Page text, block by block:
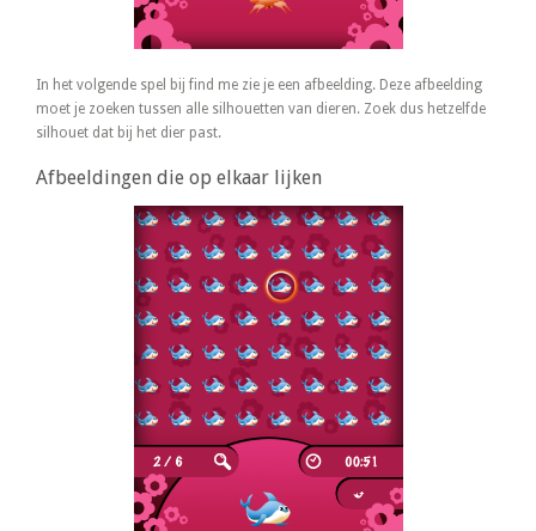
In het volgende spel bij find me zie je een afbeelding. Deze afbeelding
moet je zoeken tussen alle silhouetten van dieren. Zoek dus hetzelfde
silhouet dat bij het dier past.
Afbeeldingen die op elkaar lijken